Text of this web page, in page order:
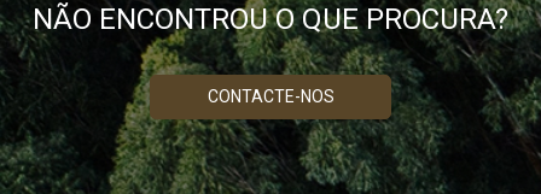
NÃO ENCONTROU O QUE PROCURA?
CONTACTE-NOS